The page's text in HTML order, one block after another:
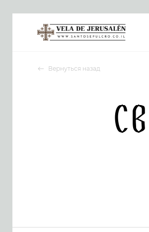
Вернуться назад